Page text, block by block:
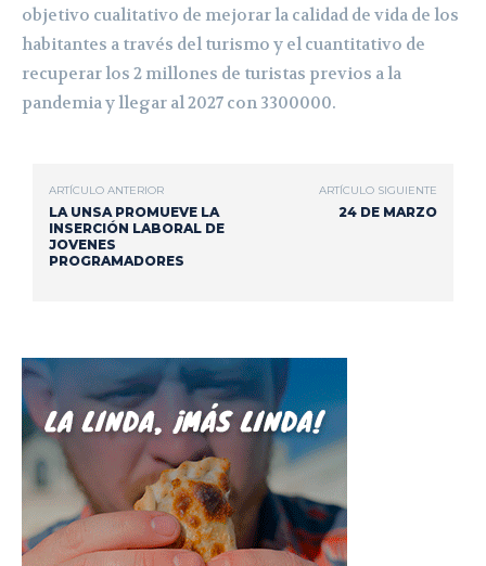
objetivo cualitativo de mejorar la calidad de vida de los
habitantes a través del turismo y el cuantitativo de
recuperar los 2 millones de turistas previos a la
pandemia y llegar al 2027 con 3300000.
ARTÍCULO ANTERIOR
LA UNSA PROMUEVE LA
INSERCIÓN LABORAL DE
JOVENES
PROGRAMADORES
ARTÍCULO SIGUIENTE
24 DE MARZO